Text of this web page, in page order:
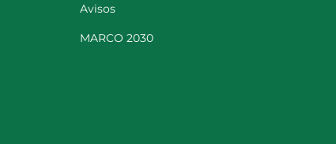
Avisos
MARCO 2030